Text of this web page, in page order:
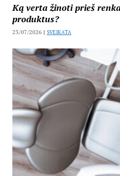
Ką verta žinoti prieš
produktus?
23/07/2026 | SVEIKATA